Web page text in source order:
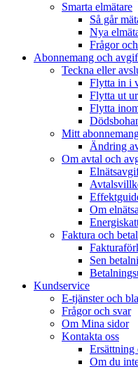
Smarta elmätare
Så går
Nya
Frågor
Abonnemang och
Teckna eller
Flytta in i
Flytta ut
Flytta
Mitt
Ändring
Om avtal och
Om
Faktura och
Sen
Kundservice
E-tjänster och
Frågor och svar
Om Mina sidor
Kontakta oss
Ersättning
Om du